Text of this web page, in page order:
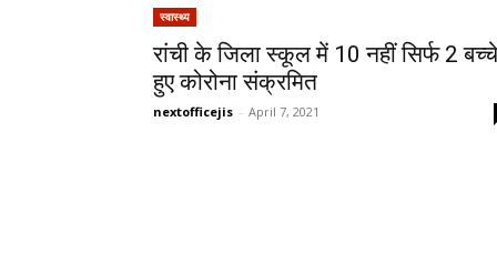
स्वास्थ्य
रांची के जिला स्कूल में 10 नहीं सिर्फ 2 बच्चे
हुए कोरोना संक्रमित
nextofficejis - April 7, 2021